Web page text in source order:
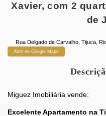
Xavier, com 2
de
Rua Delgado de Carvalho ,Tijuca ,
Abrir no Google Maps
Miguez Imobiliária vende:
Excelente Apartamento na